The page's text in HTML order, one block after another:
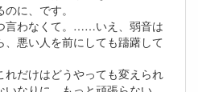
に、です。
言わなくて。……いえ、弱音は
悪い人を前にしても躊躇して
れだけはどうやっても変えられ